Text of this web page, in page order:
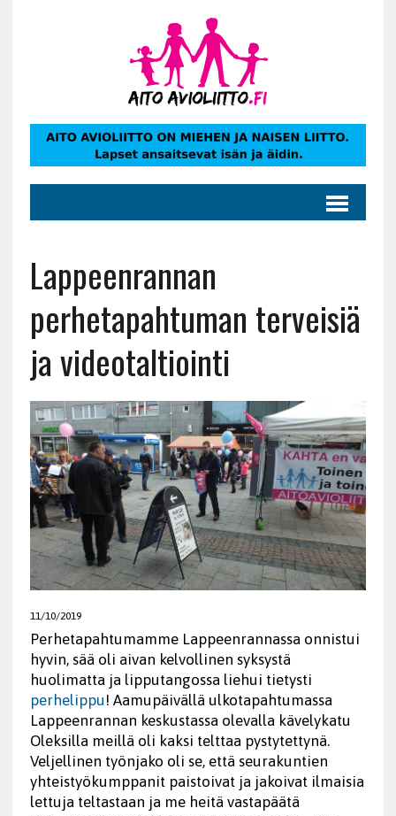
Lappeenrannan
perhetapahtuman terveisiä
ja videotaltiointi
11/10/2019
Perhetapahtumamme Lappeenrannassa onnistui
hyvin, sää oli aivan kelvollinen syksystä
huolimatta ja lipputangossa liehui tietysti
perhelippu ! Aamupäivällä ulkotapahtumassa
Lappeenrannan keskustassa olevalla kävelykatu
Oleksilla meillä oli kaksi telttaa pystytettynä.
Veljellinen työnjako oli se, että seurakuntien
yhteistyökumppanit paistoivat ja jakoivat ilmaisia
lettuja teltastaan ja me heitä vastapäätä